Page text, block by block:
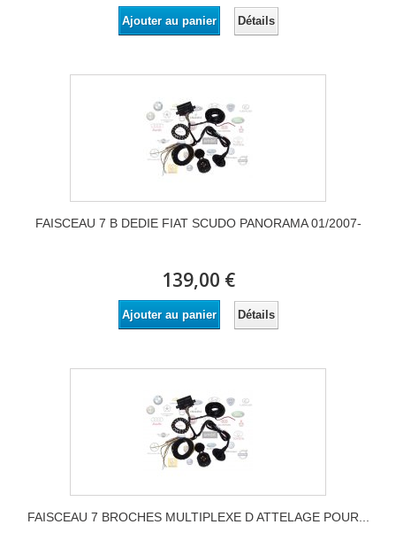
Ajouter au panier Détails
FAISCEAU 7 B DEDIE FIAT SCUDO PANORAMA 01/2007-
139,00 €
Ajouter au panier Détails
FAISCEAU 7 BROCHES MULTIPLEXE D ATTELAGE POUR...